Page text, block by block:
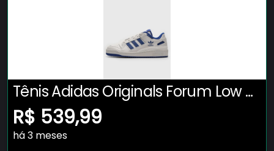
Tênis Adidas Originals Forum Low Cl
Branco
R$ 539,99
há 3 meses